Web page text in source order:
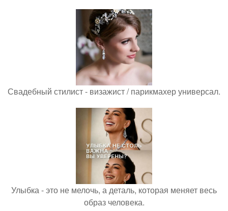
Свадебный стилист - визажист / парикмахер универсал.
Улыбка - это не мелочь, а деталь, которая меняет весь
образ человека.